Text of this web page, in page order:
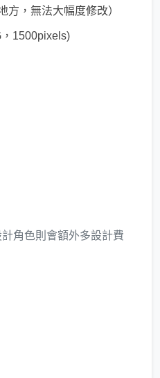
方，無法大幅度修改）
1500pixels)
角色則會額外多設計費